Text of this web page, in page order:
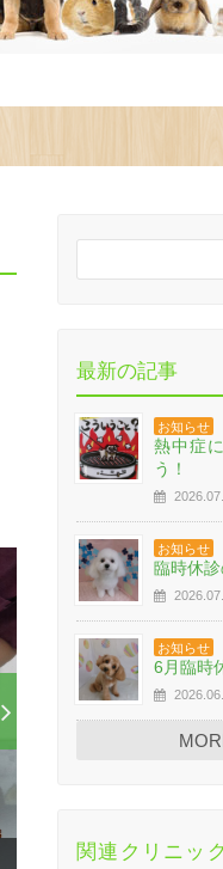
猫のユキちゃん
最新の記事
お知らせ
熱中症
う！
お知らせ
臨時休
お知らせ
6月臨時
関連クリニッ